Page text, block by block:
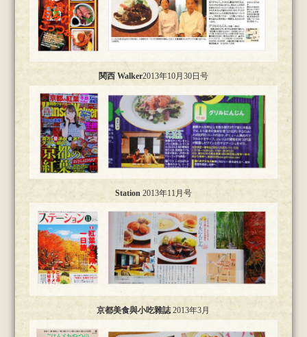
関西 Walker2013年10月30日号
Station 2013年11月号
京都美食與小吃雜誌2013年3月